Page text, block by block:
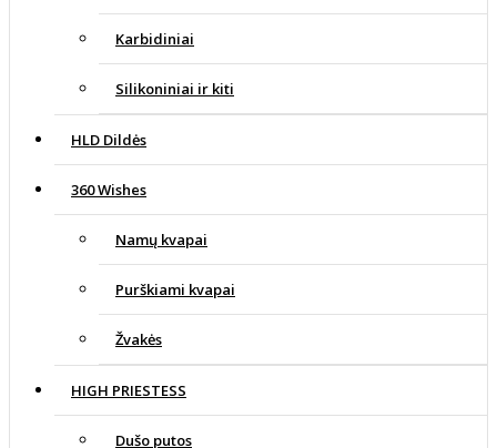
Karbidiniai
Silikoniniai ir kiti
HLD Dildės
360 Wishes
Namų kvapai
Purškiami kvapai
Žvakės
HIGH PRIESTESS
Dušo putos